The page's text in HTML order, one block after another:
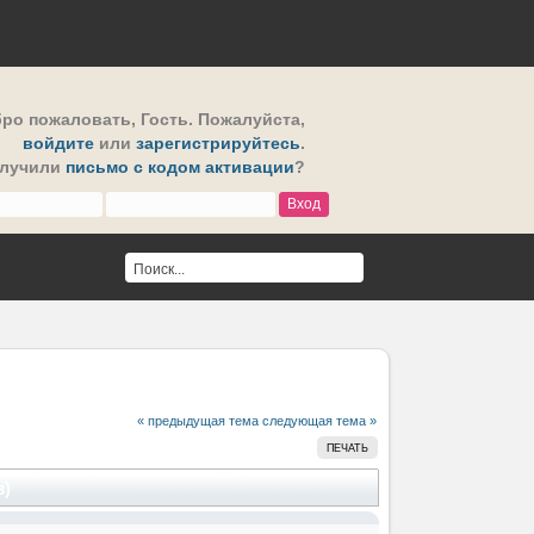
пожаловать, Гость. Пожалуйста,
войдите или зарегистрируйтесь.
письмо с кодом активации?
« предыдущая тема следующая тема »
ПЕЧАТЬ